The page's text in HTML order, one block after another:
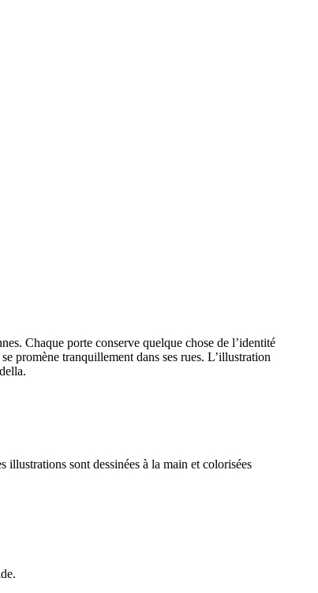
Chaque porte conserve quelque chose de l’identité
promène tranquillement dans ses rues. L’illustration
illustrations sont dessinées à la main et colorisées